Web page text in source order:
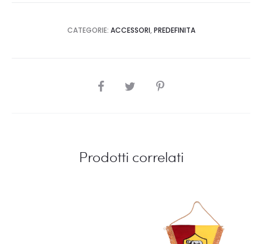
CATEGORIE: ACCESSORI, PREDEFINITA
SHARE
Prodotti correlati